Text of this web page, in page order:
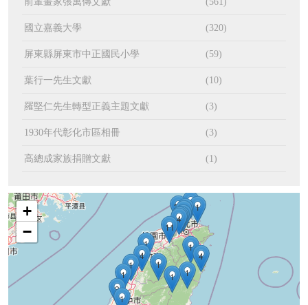
國立嘉義大學 (320)
屏東縣屏東市中正國民小學 (59)
葉行一先生文獻 (10)
羅堅仁先生轉型正義主題文獻 (3)
1930年代彰化市區相冊 (3)
高總成家族捐贈文獻 (1)
97
31
11
4
4
4
3
3
2
1
1
1
1
1
1 1
1
1
1
11
1
+
−